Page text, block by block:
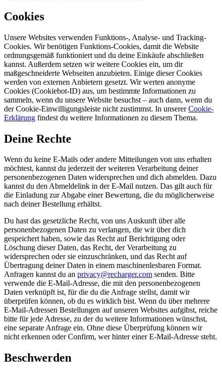
Cookies
Unsere Websites verwenden Funktions-, Analyse- und Tracking-
Cookies. Wir benötigen Funktions-Cookies, damit die Website
ordnungsgemäß funktioniert und du deine Einkäufe abschließen
kannst. Außerdem setzen wir weitere Cookies ein, um dir
maßgeschneiderte Webseiten anzubieten. Einige dieser Cookies
werden von externen Anbietern gesetzt. Wir werten anonyme
Cookies (Cookiebot-ID) aus, um bestimmte Informationen zu
sammeln, wenn du unsere Website besuchst – auch dann, wenn du
der Cookie-Einwilligungsleiste nicht zustimmst. In unsererCookie-
Erklärung findest du weitere Informationen zu diesem Thema.
Deine Rechte
Wenn du keine E-Mails oder andere Mitteilungen von uns erhalten
möchtest, kannst du jederzeit der weiteren Verarbeitung deiner
personenbezogenen Daten widersprechen und dich abmelden. Dazu
kannst du den Abmeldelink in der E-Mail nutzen. Das gilt auch für
die Einladung zur Abgabe einer Bewertung, die du möglicherweise
nach deiner Bestellung erhältst.
Du hast das gesetzliche Recht, von uns Auskunft über alle
personenbezogenen Daten zu verlangen, die wir über dich
gespeichert haben, sowie das Recht auf Berichtigung oder
Löschung dieser Daten, das Recht, der Verarbeitung zu
widersprechen oder sie einzuschränken, und das Recht auf
Übertragung deiner Daten in einem maschinenlesbaren Format.
Anfragen kannst du an privacy@recharger.com senden. Bitte
verwende die E-Mail-Adresse, die mit den personenbezogenen
Daten verknüpft ist, für die du die Anfrage stellst, damit wir
überprüfen können, ob du es wirklich bist. Wenn du über mehrere
E-Mail-Adressen Bestellungen auf unseren Websites aufgibst, reiche
bitte für jede Adresse, zu der du weitere Informationen wünschst,
eine separate Anfrage ein. Ohne diese Überprüfung können wir
nicht erkennen oder Confirm, wer hinter einer E-Mail-Adresse steht.
Beschwerden